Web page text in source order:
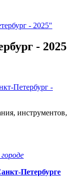
- 2025"
- 2025
Петербург -
инструментов,
Петербурге